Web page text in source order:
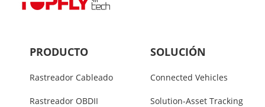
PRODUCTO
Rastreador Cableado
Rastreador OBDII
SOLUCIÓN
Connected Vehicles
Solution-Asset Tracking